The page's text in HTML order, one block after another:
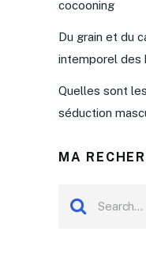
cocooning
Du grain et du
intemporel des
Quelles sont
séduction
MA